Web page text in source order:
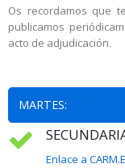
Os recordamos que
publicamos
acto de adjudicación.
MARTES:
Enlace a